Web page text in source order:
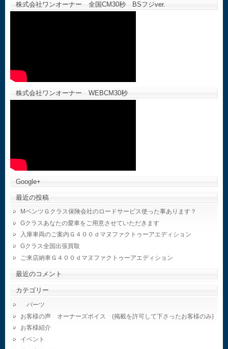
株式会社ワンオーナー 全国CM30秒 BSフジver.
株式会社ワンオーナー WEBCM30秒
Google+
最近の投稿
MベンツＧクラス保険会社のロードサービス使った事あります？
Gクラスあなたの愛車をご用意させていただきます
入庫車両のご案内Ｇ４００ｄマヌファクトゥーアエディション
Gクラス全国出張買取
ご来店納車Ｇ４００ｄマヌファクトゥーアエディション
最近のコメント
カテゴリー
パーツ
お客様の声 オーナーズボイス (掲載を許可して下さったお客様のみ)
お客様紹介
イベント